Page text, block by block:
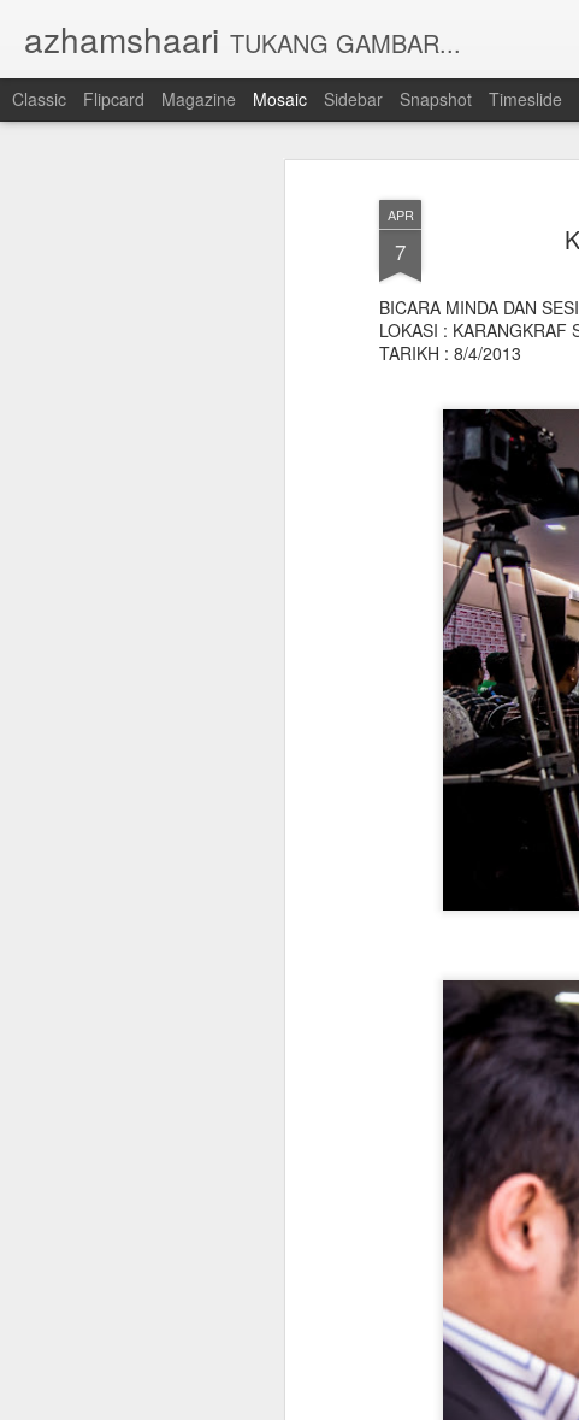
APR
7
BICARA MINDA DAN
LOKASI : KARANGKRAF
TARIKH : 8/4/2013
azhamshaari TUKANG GAMBAR...
Classic Flipcard Magazine Mosaic Sidebar Snapshot Timeslide